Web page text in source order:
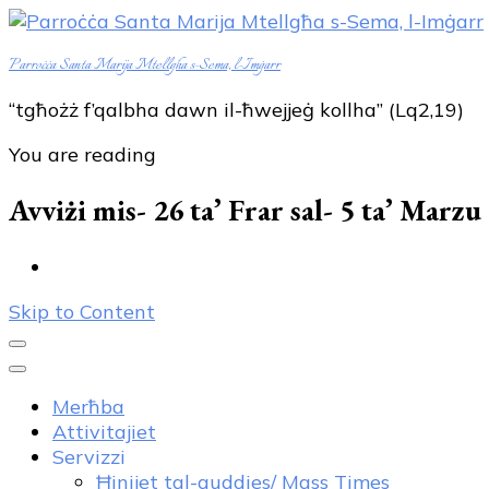
Parroċċa Santa Marija Mtellgħa s-Sema, l-Imġarr
“tgħożż f’qalbha dawn il-ħwejjeġ kollha” (Lq2,19)
You are reading
Avviżi mis- 26 ta’ Frar sal- 5 ta’
Skip to Content
Merħba
Attivitajiet
Servizzi
Ħinijet tal-quddies/ Mass Times